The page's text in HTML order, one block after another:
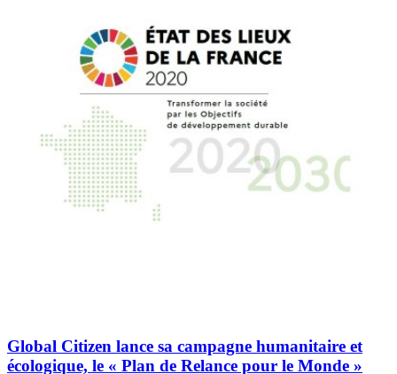
Global Citizen lance sa campagne humanitaire et
écologique, le « Plan de Relance pour le Monde »